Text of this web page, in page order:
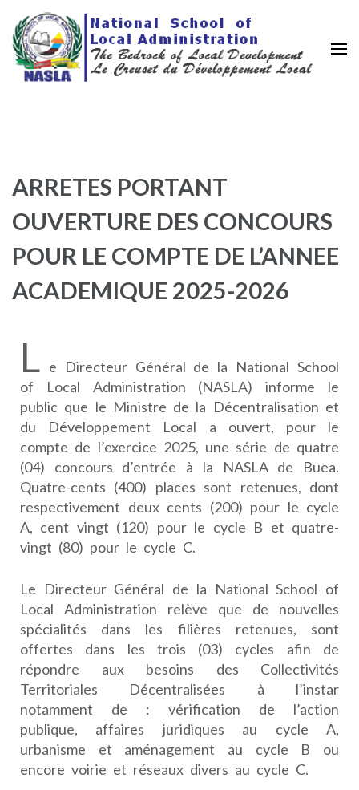
ARRETES PORTANT
OUVERTURE DES CONCOURS
POUR LE COMPTE DE L’ANNEE
ACADEMIQUE 2025-2026
L e Directeur Général de la National School
of Local Administration (NASLA) informe le
public que le Ministre de la Décentralisation et
du Développement Local a ouvert, pour le
compte de l’exercice 2025, une série de quatre
(04) concours d’entrée à la NASLA de Buea.
Quatre-cents (400) places sont retenues, dont
respectivement deux cents (200) pour le cycle
A, cent vingt (120) pour le cycle B et quatre-
vingt (80) pour le cycle C.
Le Directeur Général de la National School of
Local Administration relève que de nouvelles
spécialités dans les filières retenues, sont
offertes dans les trois (03) cycles afin de
répondre aux besoins des Collectivités
Territoriales Décentralisées à l’instar
notamment de : vérification de l’action
publique, affaires juridiques au cycle A,
urbanisme et aménagement au cycle B ou
encore voirie et réseaux divers au cycle C.